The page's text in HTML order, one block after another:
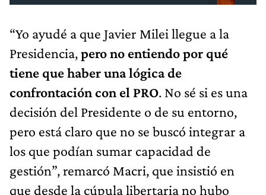
“Yo ayudé a que Javier Milei llegue a la
Presidencia,pero no entiendo por qué
tiene que haber una lógica de
confrontación con el PRO. No sé si es una
decisión del Presidente o de su entorno,
pero está claro que no se buscó integrar a
los que podían sumar capacidad de
gestión”, remarcó Macri, que insistió en
que desde la cúpula libertaria no hubo